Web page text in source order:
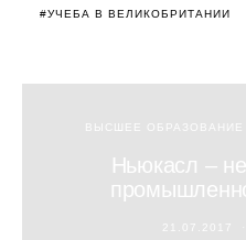
УЧЕБА В ВЕЛИКОБРИТАНИИ
ВЫСШЕЕ ОБРАЗОВАНИЕ
Ньюкасл –
21.07.2017